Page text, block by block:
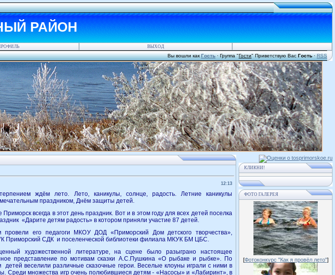
РАЙОН
ВЫХОД
Вы вошли как Гость·Группа"Гости"Приветствую ВасГость·RSS
12:13
ждём лето. Лето, каникулы, солнце, радость. Летние каникулы
праздником, Днём защиты детей.
Приморск всегда в этот день праздник. Вот и в этом году для всех детей поселка
«Дарите детям радость» в котором приняли участие 87 детей.
провели его педагоги МКОУ ДОД «Приморский Дом детского творчества»,
Приморский СДК и поселенческой библиотеки филиала МКУК БМ ЦБС.
художественной литературе, на сцене было разыграно настоящее
представление по мотивам сказки А.С.Пушкина «О рыбаке и рыбке». По
детей веселили различные сказочные герои. Веселые клоуны играли с ними в
Среди множества игр очень полюбившиеся детям - «Насосы» и «Лабиринт», в
КЛИКНИ!
ФОТО ГАЛЕРЕЯ
[Фотоконкурс "Как я провёл лето"]